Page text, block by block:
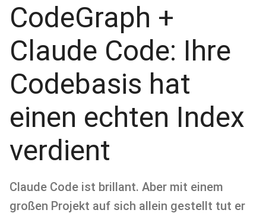
CodeGraph +
Claude Code: Ihre
Codebasis hat
einen echten Index
verdient
Claude Code ist brillant. Aber mit einem
großen Projekt auf sich allein gestellt tut er